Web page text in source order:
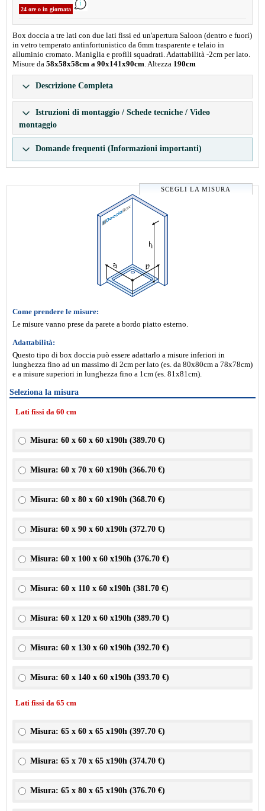
24 ore o in giornata
Box doccia a tre lati con due lati fissi ed un'apertura Saloon (dentro e fuori)
in vetro temperato antinfortunistico da 6mm trasparente e telaio in
alluminio cromato. Maniglia e profili squadrati. Adattabilità -2cm per lato.
Misure da 58x58x58cm a 90x141x90cm . Altezza 190cm
Descrizione Completa
Istruzioni di montaggio / Schede tecniche / Video
montaggio
Domande frequenti (Informazioni importanti)
SCEGLI LA MISURA
Come prendere le misure:
Le misure vanno prese da parete a bordo piatto esterno.
Adattabilità:
Questo tipo di box doccia può essere adattarlo a misure inferiori in
lunghezza fino ad un massimo di 2cm per lato (es. da 80x80cm a 78x78cm)
e a misure superiori in lunghezza fino a 1cm (es. 81x81cm).
Seleziona la misura
Lati fissi da 60 cm
Misura: 60 x 60 x 60 x190h (389.70 €)
Misura: 60 x 70 x 60 x190h (366.70 €)
Misura: 60 x 80 x 60 x190h (368.70 €)
Misura: 60 x 90 x 60 x190h (372.70 €)
Misura: 60 x 100 x 60 x190h (376.70 €)
Misura: 60 x 110 x 60 x190h (381.70 €)
Misura: 60 x 120 x 60 x190h (389.70 €)
Misura: 60 x 130 x 60 x190h (392.70 €)
Misura: 60 x 140 x 60 x190h (393.70 €)
Lati fissi da 65 cm
Misura: 65 x 60 x 65 x190h (397.70 €)
Misura: 65 x 70 x 65 x190h (374.70 €)
Misura: 65 x 80 x 65 x190h (376.70 €)